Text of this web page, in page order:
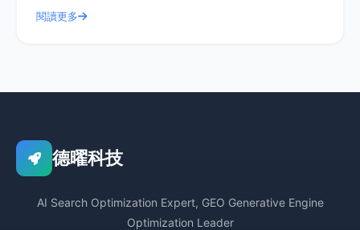
閱讀更多
德曜科技
AI Search Optimization Expert, GEO Generative Engine
Optimization Leader